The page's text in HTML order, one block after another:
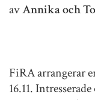
avAnnika och
FiRA arrangerar
16.11.